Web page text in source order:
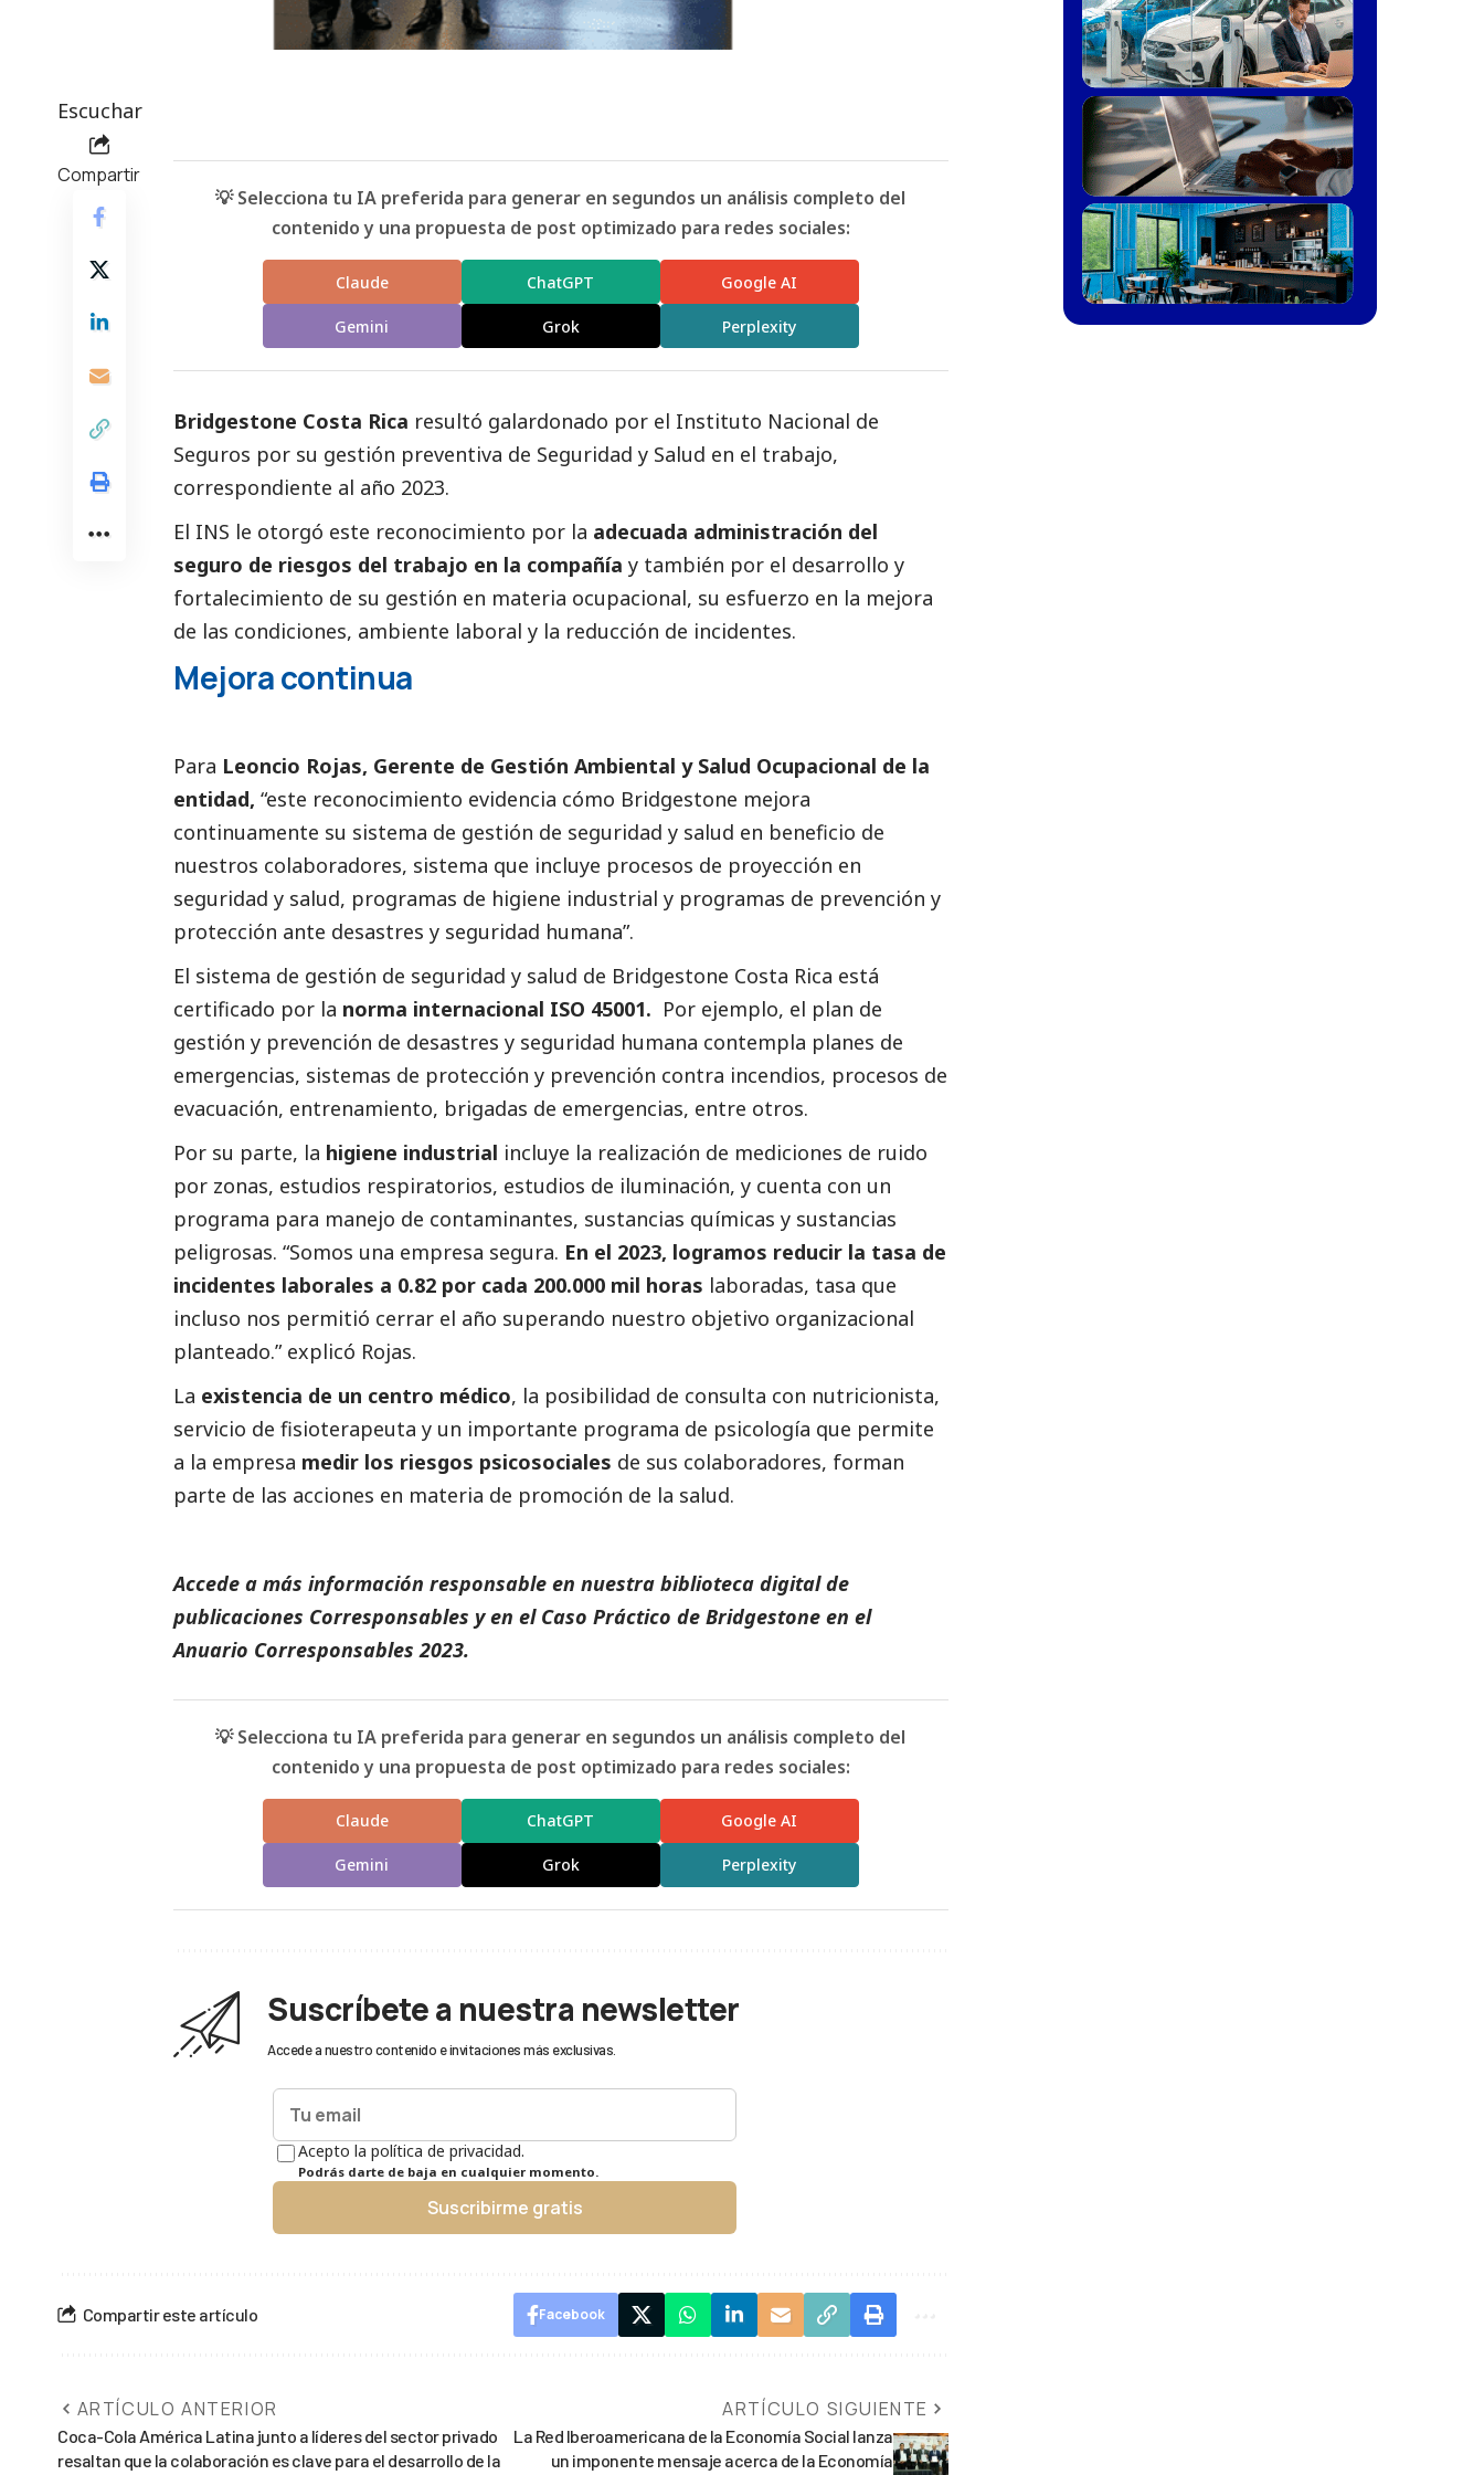
Escuchar
Compartir
💡 Selecciona tu IA preferida para generar en segundos un análisis completo del
contenido y una propuesta de post optimizado para redes sociales:
Claude ChatGPT Google AI
Gemini Grok Perplexity
Bridgestone Costa Rica resultó galardonado por el Instituto Nacional de
Seguros por su gestión preventiva de Seguridad y Salud en el trabajo,
correspondiente al año 2023.
El INS le otorgó este reconocimiento por la adecuada administración del
seguro de riesgos del trabajo en la compañía y también por el desarrollo y
fortalecimiento de su gestión en materia ocupacional, su esfuerzo en la mejora
de las condiciones, ambiente laboral y la reducción de incidentes.
Mejora continua
Para Leoncio Rojas, Gerente de Gestión Ambiental y Salud Ocupacional de la
entidad, “este reconocimiento evidencia cómo Bridgestone mejora
continuamente su sistema de gestión de seguridad y salud en beneficio de
nuestros colaboradores, sistema que incluye procesos de proyección en
seguridad y salud, programas de higiene industrial y programas de prevención y
protección ante desastres y seguridad humana”.
El sistema de gestión de seguridad y salud de Bridgestone Costa Rica está
certificado por la norma internacional ISO 45001. Por ejemplo, el plan de
gestión y prevención de desastres y seguridad humana contempla planes de
emergencias, sistemas de protección y prevención contra incendios, procesos de
evacuación, entrenamiento, brigadas de emergencias, entre otros.
Por su parte, la higiene industrial incluye la realización de mediciones de ruido
por zonas, estudios respiratorios, estudios de iluminación, y cuenta con un
programa para manejo de contaminantes, sustancias químicas y sustancias
peligrosas. “Somos una empresa segura. En el 2023, logramos reducir la tasa de
incidentes laborales a 0.82 por cada 200.000 mil horas laboradas, tasa que
incluso nos permitió cerrar el año superando nuestro objetivo organizacional
planteado.” explicó Rojas.
La existencia de un centro médico, la posibilidad de consulta con nutricionista,
servicio de fisioterapeuta y un importante programa de psicología que permite
a la empresa medir los riesgos psicosociales de sus colaboradores, forman
parte de las acciones en materia de promoción de la salud.
Accede a más información responsable en nuestra biblioteca digital de
publicaciones Corresponsables y en el Caso Práctico de Bridgestone en el
Anuario Corresponsables 2023.
💡 Selecciona tu IA preferida para generar en segundos un análisis completo del
contenido y una propuesta de post optimizado para redes sociales:
Claude ChatGPT Google AI
Gemini Grok Perplexity
Suscríbete a nuestra newsletter
Accede a nuestro contenido e invitaciones más exclusivas.
Acepto la política de privacidad.
Podrás darte de baja en cualquier momento.
Suscribirme gratis
Compartir este artículo Facebook
ARTÍCULO ANTERIOR
Coca-Cola América Latina junto a líderes del sector privado
resaltan que la colaboración es clave para el desarrollo de la
ARTÍCULO SIGUIENTE
La Red Iberoamericana de la Economía Social lanza
un imponente mensaje acerca de la Economía